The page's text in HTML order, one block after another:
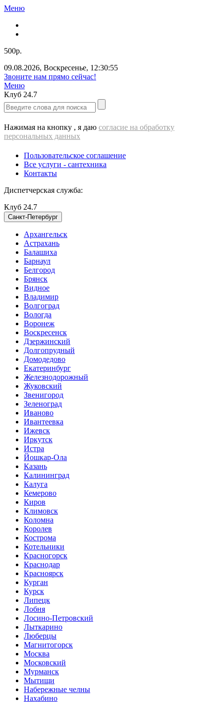
Меню
500р.
09.08.2026, Воскресенье, 12:30:55
Звоните нам прямо сейчас!
Меню
Клуб 24.7
Нажимая на кнопку , я даю согласие на обработку
персональных данных
Пользовательское соглашение
Все услуги - cантехника
Контакты
Диспетчерская служба:
Клуб 24.7
Санкт-Петербург
Архангельск
Астрахань
Балашиха
Барнаул
Белгород
Брянск
Видное
Владимир
Волгоград
Вологда
Воронеж
Воскресенск
Дзержинский
Долгопрудный
Домодедово
Екатеринбург
Железнодорожный
Жуковский
Звенигород
Зеленоград
Иваново
Ивантеевка
Ижевск
Иркутск
Истра
Йошкар-Ола
Казань
Калининград
Калуга
Кемерово
Киров
Климовск
Коломна
Королев
Кострома
Котельники
Красногорск
Краснодар
Красноярск
Курган
Курск
Липецк
Лобня
Лосино-Петровский
Лыткарино
Люберцы
Магнитогорск
Москва
Московский
Мурманск
Мытищи
Набережные челны
Нахабино